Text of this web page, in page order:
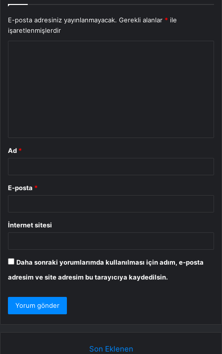
E-posta adresiniz yayınlanmayacak. Gerekli alanlar * ile
işaretlenmişlerdir
Ad *
E-posta *
İnternet sitesi
Daha sonraki yorumlarımda kullanılması için adım, e-posta
adresim ve site adresim bu tarayıcıya kaydedilsin.
Son Eklenen